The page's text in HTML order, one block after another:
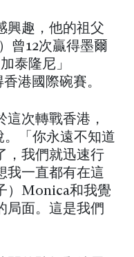
興趣，他的祖父
曾12次贏得墨爾
泰隆尼」
港國際碗賽。
這次轉戰香港，
。「你永遠不知道
，我們就迅速行
我一直都有在這
）Monica和我覺
局面。這是我們